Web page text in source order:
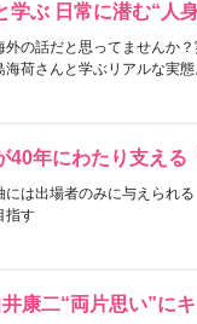
学ぶ 日常に潜む“人
外の話だと思ってませんか
荷さんと学ぶリアルな実態
40年にわたり支える
には出場者のみに与えられ
指す
康二“両片思い”に